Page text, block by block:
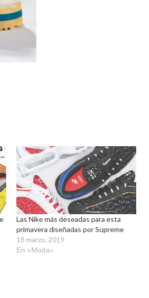
Las Nike más deseadas para esta
primavera diseñadas por Supreme
18 marzo, 2019
En «Moda»